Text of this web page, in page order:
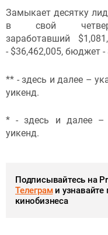
Замыкает десятку
в свой
заработавший
- $36,462,005, бюджет
** - здесь и далее –
уикенд.
* - здесь и далее –
уикенд.
Подписывайтесь на
Телеграми узнавайте
кинобизнеса